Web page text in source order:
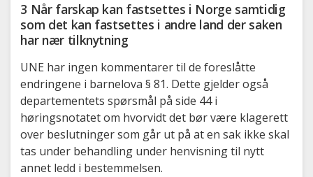
3 Når farskap kan fastsettes i Norge samtidig
som det kan fastsettes i andre land der saken
har nær tilknytning
UNE har ingen kommentarer til de foreslåtte
endringene i barnelova § 81. Dette gjelder også
departementets spørsmål på side 44 i
høringsnotatet om hvorvidt det bør være klagerett
over beslutninger som går ut på at en sak ikke skal
tas under behandling under henvisning til nytt
annet ledd i bestemmelsen.